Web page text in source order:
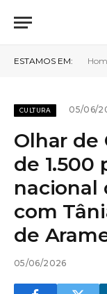
ESTAMOS EM:
CULTURA 05/06/
Olhar de
de 1.500
nacional
com
de
05/06/2026